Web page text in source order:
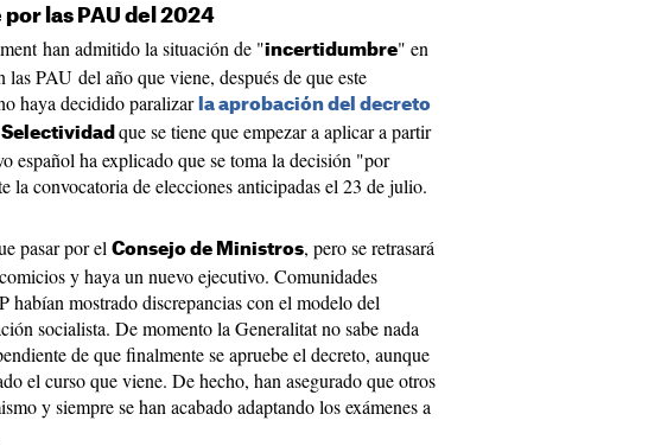
las PAU del 2024
han admitido la situación de "incertidumbre" en
las PAU del año que viene, después de que este
haya decidido paralizar la aprobación del decreto
Selectividad que se tiene que empezar a aplicar a partir
español ha explicado que se toma la decisión "por
la convocatoria de elecciones anticipadas el 23 de julio.
pasar por el Consejo de Ministros, pero se retrasará
y haya un nuevo ejecutivo. Comunidades
habían mostrado discrepancias con el modelo del
socialista. De momento la Generalitat no sabe nada
de que finalmente se apruebe el decreto, aunque
el curso que viene. De hecho, han asegurado que otros
y siempre se han acabado adaptando los exámenes a